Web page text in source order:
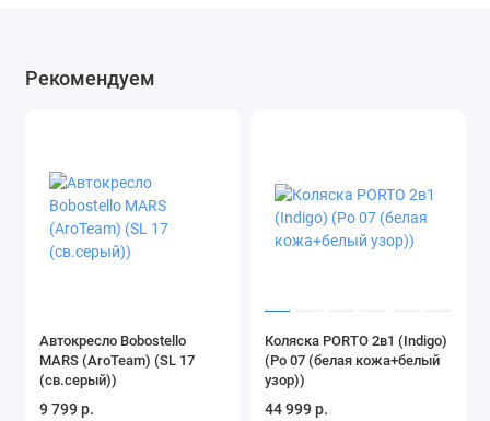
Рекомендуем
Автокресло Bobostello
MARS (AroTeam) (SL 17
(св.серый))
9 799 р.
Коляска PORTO 2в1 (Indigo)
(Po 07 (белая кожа+белый
узор))
44 999 р.